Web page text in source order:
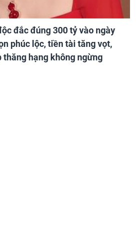
đắc đúng 300 tỷ vào ngày
phúc lộc, tiền tài tăng vọt,
thăng hạng không ngừng